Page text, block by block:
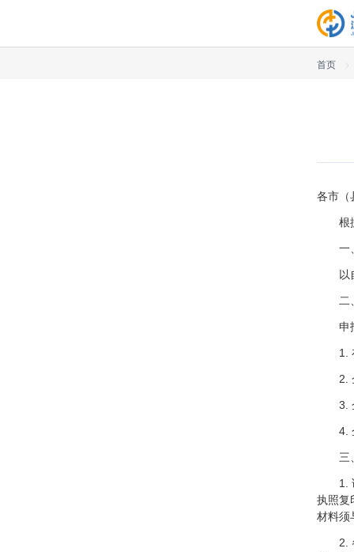
首页
各市（
根据
一、
以自
二、
申报
1. 在
2. 企
3. 企
4. 企
三、
1. 请
执照复
材料须
2. 各